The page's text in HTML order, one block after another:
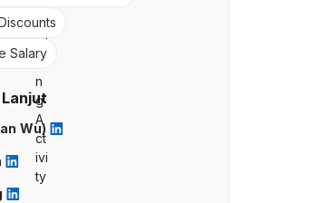
Salary
Lanjut
Wu)